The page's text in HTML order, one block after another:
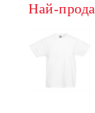
Най-